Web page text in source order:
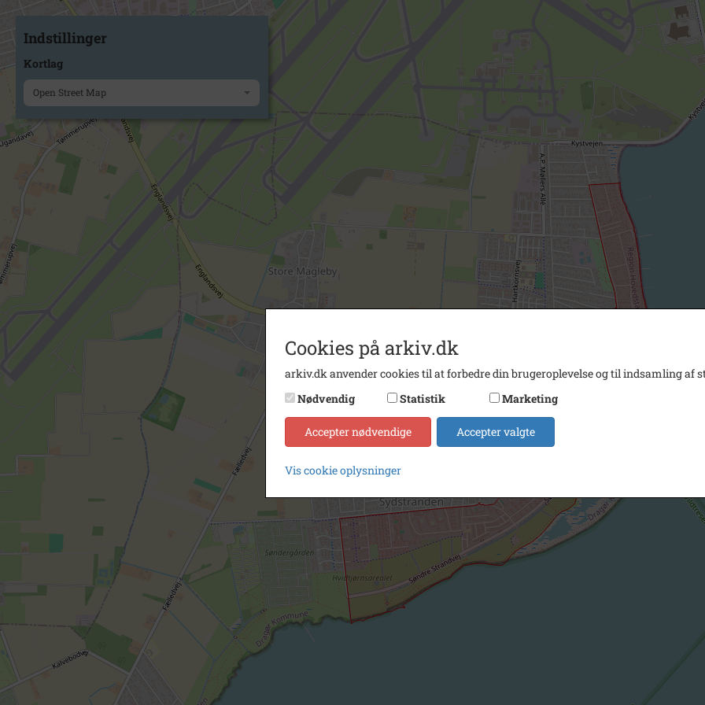
Indstillinger
Kortlag
Open Street Map
Cookies på arkiv.dk
arkiv.dk anvender cookies til at forbedre din brugeroplevelse og til indsamling af
Nødvendig
Statistik Marketing
Accepter nødvendige Accepter valgte
Vis cookie oplysninger